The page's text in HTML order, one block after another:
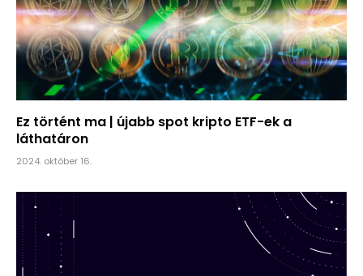
Ez történt ma | újabb spot kripto ETF-ek a
láthatáron
2024. október 16.